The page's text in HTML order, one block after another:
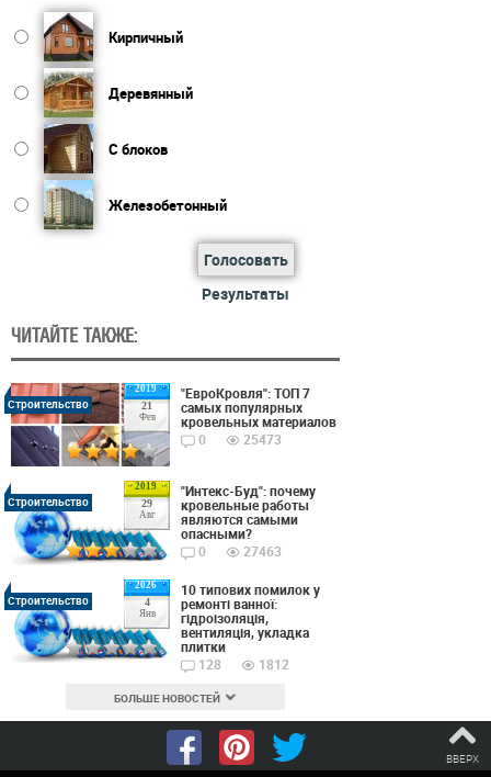
Кирпичный
Деревянный
С блоков
Железобетонный
Голосовать
Результаты
ЧИТАЙТЕ ТАКЖЕ:
2019
21
Фев
Строительство
"ЕвроКровля": ТОП 7
самых популярных
кровельных материалов
0
25473
2019
29
Авг
Строительство
"Интекс-Буд": почему
кровельные работы
являются самыми
опасными?
0
27463
2026
4
Янв
Строительство
10 типових помилок у
ремонті ванної:
гідроізоляція,
вентиляція, укладка
плитки
128
1812
БОЛЬШЕ НОВОСТЕЙ
ВВЕРХ